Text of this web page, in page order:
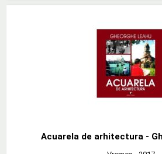
Acuarela de arhitectura -